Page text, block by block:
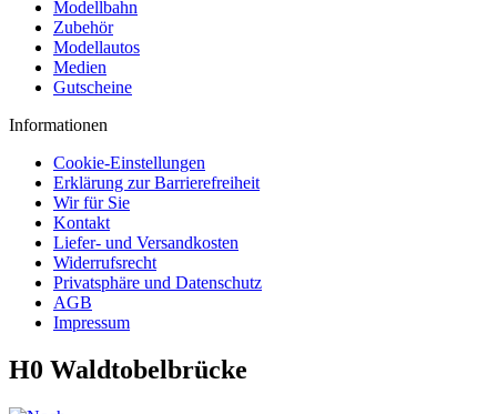
Modellbahn
Zubehör
Modellautos
Medien
Gutscheine
Informationen
Cookie-Einstellungen
Erklärung zur Barrierefreiheit
Wir für Sie
Kontakt
Liefer- und Versandkosten
Widerrufsrecht
Privatsphäre und Datenschutz
AGB
Impressum
H0 Waldtobelbrücke